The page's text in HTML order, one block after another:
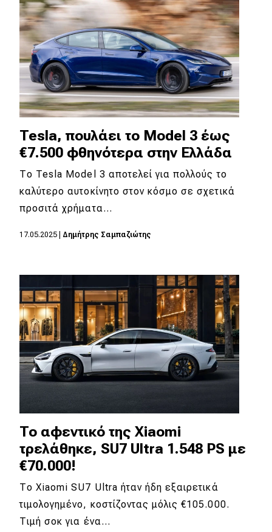
Eco
Νέα
Τεχνολογία
Mobility
Σταθμοί φόρτισης
Classic
Νέα
Παρουσιάσεις
MOTO
Μεταχειρισμένο
Οδηγός αγοράς
Συμβουλές
Χρηστικά
Συμβουλές
ΚΤΕΟ
Οδική βοήθεια
Tesla, πουλάει το Model 3 έως
€7.500 φθηνότερα στην Ελλάδα
Το Tesla Model 3 αποτελεί για πολλούς το
καλύτερο αυτοκίνητο στον κόσμο σε σχετικά
προσιτά χρήματα…
17.05.2025 Δημήτρης Σαμπαζιώτης
To αφεντικό της Xiaomi
τρελάθηκε, SU7 Ultra 1.548 PS με
€70.000!
Το Xiaomi SU7 Ultra ήταν ήδη εξαιρετικά
τιμολογημένο, κοστίζοντας μόλις €105.000.
Τιμή σοκ για ένα…